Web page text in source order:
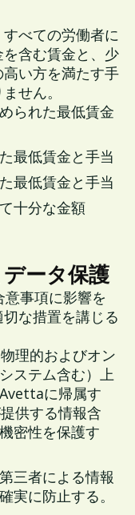
べての労働者に
含む賃金と、少
い方を満たす手
せん。
られた最低賃金
最低賃金と手当
最低賃金と手当
十分な金額
ータ保護
事項に影響を
な措置を講じる
理的およびオン
ステム含む）上
に帰属す
供する情報含
密性を保護す
三者による情報
実に防止する。